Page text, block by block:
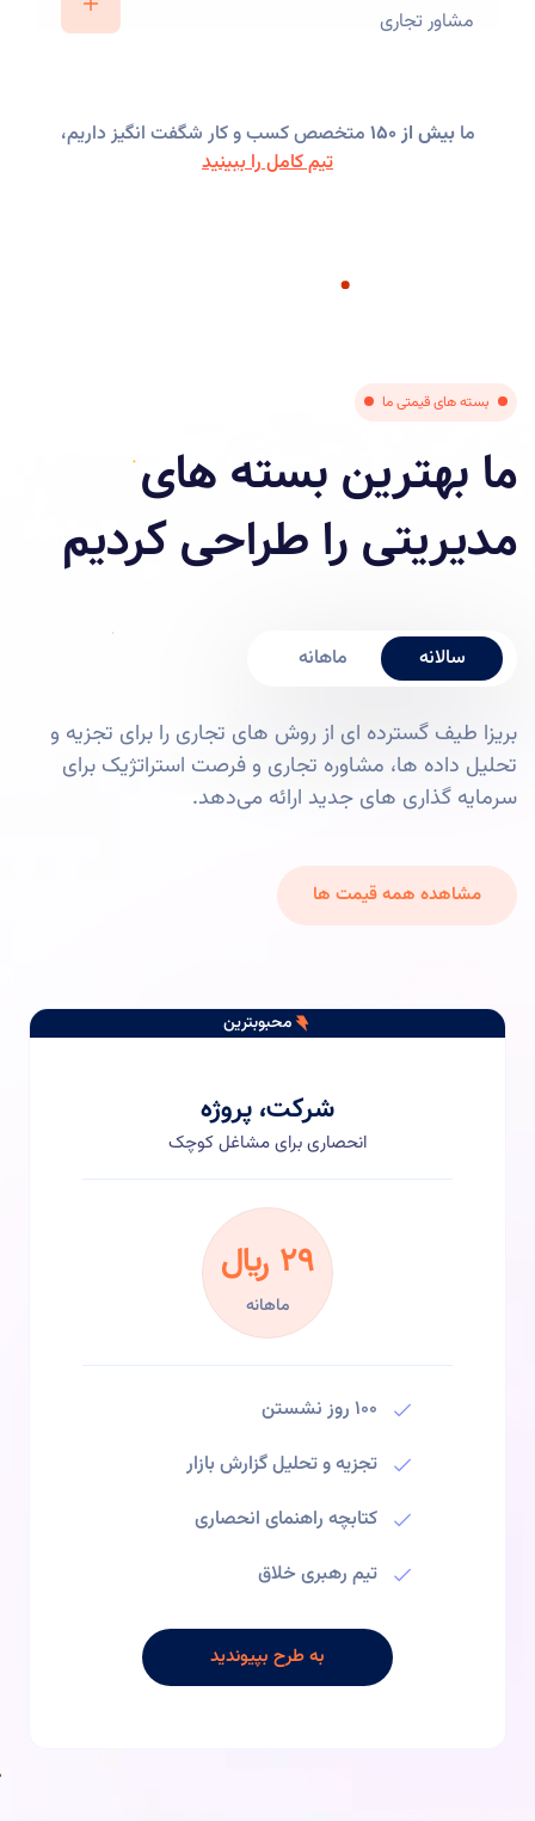
مشاور تجاری
مابیش از 150
متخصص کسب و کار شگفت انگیز داریم،
تیم کامل را ببینید
بسته های قیمتی ما
ما بهترین بسته های
مدیریتی را طراحی کردیم
سالانه ماهانه
بریزا طیف گسترده ای از روش های تجاری را برای تجزیه و
تحلیل داده ها، مشاوره تجاری و فرصت استراتژیک برای
سرمایه گذاری های جدید ارائه می‌دهد.
ﻣﺸﺎﻫﺪﻩ ﻫﻤﻪﻗﯿﻤﺖ ﻫﺎ
محبوبترین
شرکت، پروژه
انحصاری برای مشاغل کوچک
29 ﷼
ماهانه
100 روز نشستن
تجزیه و تحلیل گزارش بازار
کتابچه راهنمای انحصاری
تیم رهبری خلاق
به طرح بپیوندید